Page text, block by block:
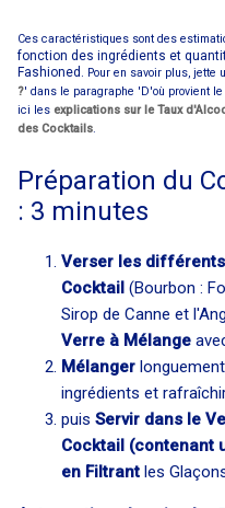
Ces caractéristiques sont des
fonction des ingrédients et
Fashioned. Pour en savoir plus,
?' dans le paragraphe 'D'où provient
ici les explications sur le Taux
des Cocktails.
Préparation du
: 3 minutes
Verser les
Cocktail (Bourbon :
Sirop de Canne et
Verre à Mélange
Mélanger
ingrédients et
puis Servir dans le
Cocktail (contenant
en Filtrant les